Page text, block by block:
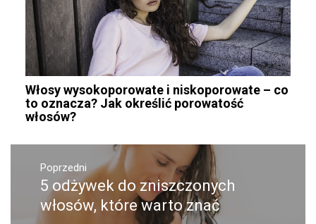
Włosy wysokoporowate i niskoporowate – co
to oznacza? Jak określić porowatość
włosów?
Nawigacja
wpisuPoprzedni
Poprzedni
wpis:
5 odżywek do zniszczonych
włosów, które warto znać